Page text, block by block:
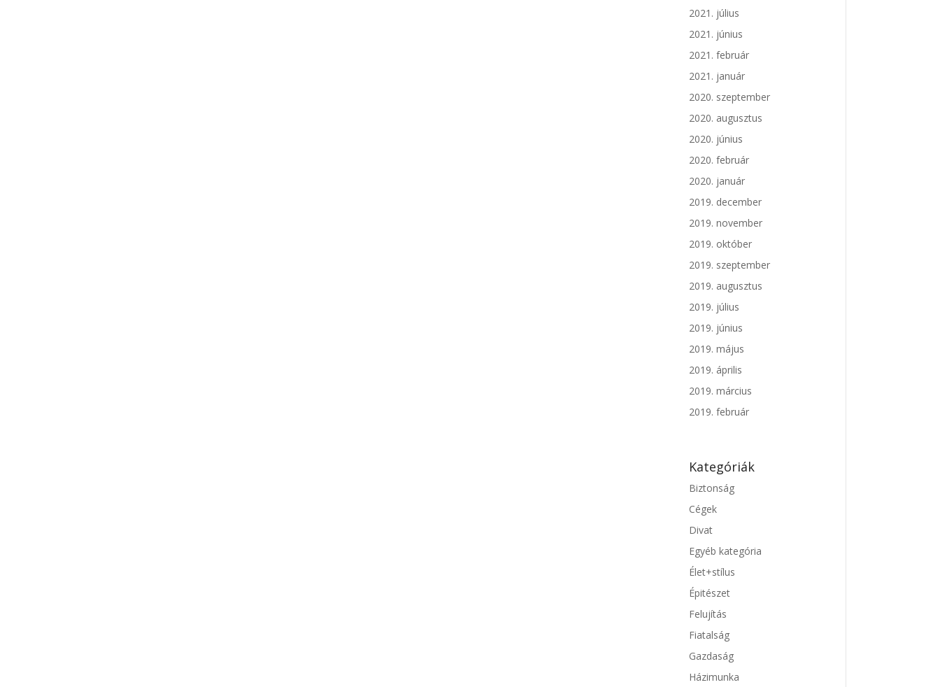
2021. július
2021. június
2021. február
2021. január
2020. szeptember
2020. augusztus
2020. június
2020. február
2020. január
2019. december
2019. november
2019. október
2019. szeptember
2019. augusztus
2019. július
2019. június
2019. május
2019. április
2019. március
2019. február
Kategóriák
Biztonság
Cégek
Divat
Egyéb kategória
Élet+stílus
Épitészet
Felujítás
Fiatalság
Gazdaság
Házimunka